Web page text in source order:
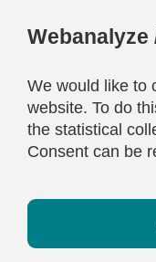
We would like to
website. To do
the statistical
Consent can be